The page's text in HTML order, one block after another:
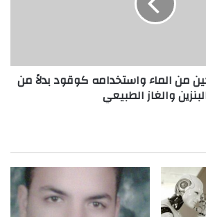
من الماء واستخدامه كوقود بدلاً من
والغاز الطبيعي